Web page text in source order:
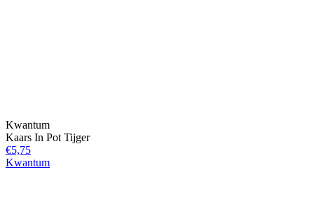
Kwantum
Kaars In Pot Tijger
€5,75
Kwantum